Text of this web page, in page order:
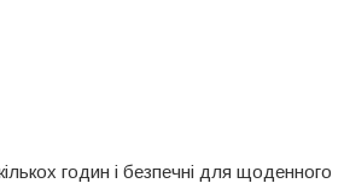
годин і безпечні для щоденного